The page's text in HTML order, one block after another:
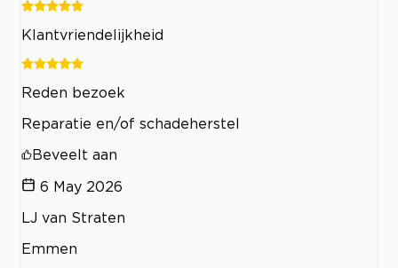
Klantvriendelijkheid
Reden bezoek
Reparatie en/of schadeherstel
Beveelt aan
6 May 2026
LJ van Straten
Emmen